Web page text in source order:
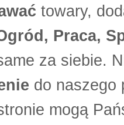
towary,
Praca,
za siebie.
do naszego
mogą